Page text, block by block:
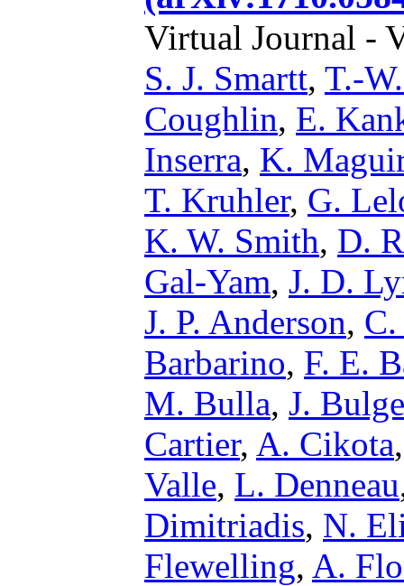
Virtual Journal -
S. J. Smartt, T.-
Coughlin, E.
Inserra, K.
T. Kruhler, G.
K. W. Smith, D.
Gal-Yam, J. D.
J. P. Anderson,
Barbarino, F. E.
M. Bulla, J.
Cartier, A. Cikota
Valle, L. Denneau
Dimitriadis, N.
Flewelling, A.